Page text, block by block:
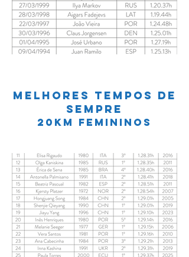
MELHOREs TEMPOS DE
SEMPRE
20km femininos